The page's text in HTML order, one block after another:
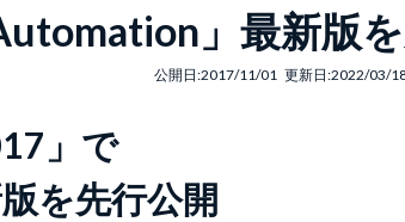
ンシデント管
動画で知るPOLESTAR
メディア掲載
」最新版
公開日:2017/11/01 更新日:2022/03/
」で
を先行公開